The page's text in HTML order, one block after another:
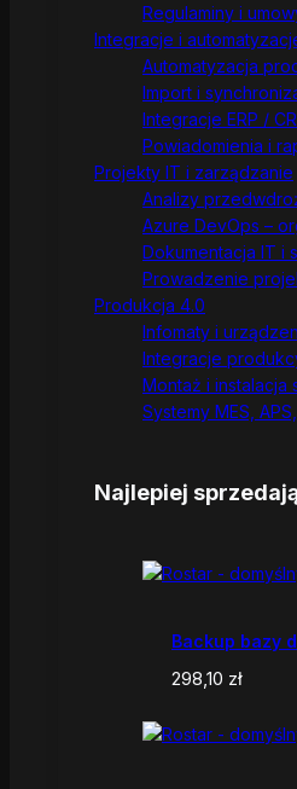
Regulaminy i
Integracje i
Automatyzacja
Import i
Integracje ERP /
Powiadomienia i
Projekty IT i zarządzanie
Analizy
Azure DevOps –
Dokumentacja IT i
Prowadzenie
Produkcja 4.0
Infomaty i
Integracje
Montaż i instalacja
Systemy MES,
Najlepiej
Backup bazy
298,10 zł